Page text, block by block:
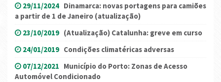
29/11/2024 Dinamarca: novas portagens para camiões
a partir de 1 de Janeiro (atualização)
23/10/2019 (Atualização) Catalunha: greve em curso
24/01/2019 Condições climatéricas adversas
07/12/2021 Município do Porto: Zonas de Acesso
Automóvel Condicionado